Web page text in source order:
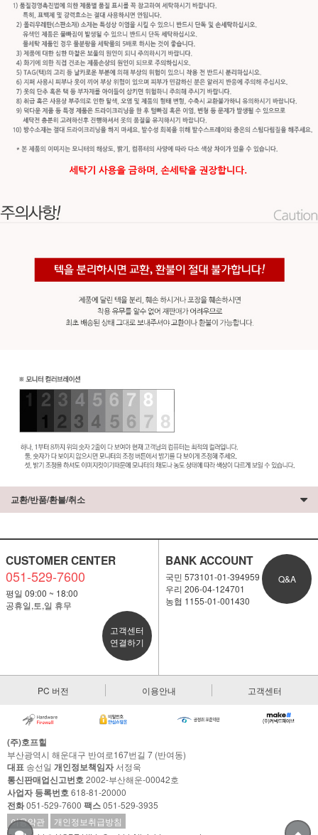
교환/반품/환불/취소
CUSTOMER CENTER
051-529-7600
평일 09:00 ~ 18:00
공휴일,토,일 휴무
고객센터
연결하기
BANK ACCOUNT
국민 573101-01-394959
우리 206-04-124701
농협 1155-01-001430
Q&A
PC 버전 이용안내 고객센터
(주)호프힐
부산광역시 해운대구 반여로167번길 7 (반여동)
대표 송선일 개인정보책임자서정욱
통신판매업신고번호2002-부산해운-00042호
사업자 등록번호618-81-20000
전화051-529-7600 팩스051-529-3935
이용약관
개인정보취급방침